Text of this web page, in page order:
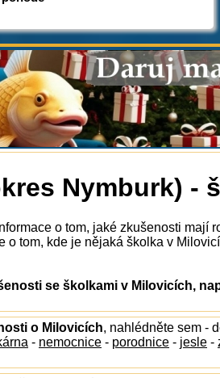
Nymburk) -
o tom, jaké zkušenosti mají
o tom, kde je nějaká školka v
se školkami v Milovicích,
o Milovicích, nahlédněte sem -
- nemocnice - porodnice - jesle -